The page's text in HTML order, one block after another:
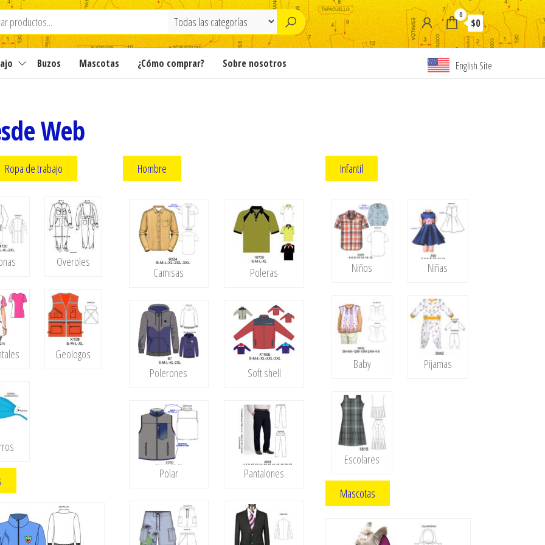
0
$0
Buzos Mascotas ¿Cómo comprar? Sobre nosotros English Site
Web
Ropa de trabajo
Overoles
Geologos
Hombre
Camisas
Polerones
Polar
Poleras
Soft shell
Pantalones
Infantil
Niños
Baby
Escolares
Niñas
Pijamas
Mascotas